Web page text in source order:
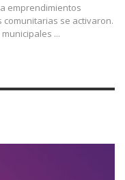
emprendimientos
se activaron.
...